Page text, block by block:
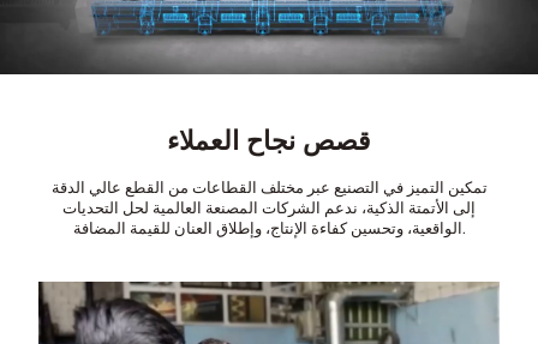
قصص نجاح العملاء
تمكين التميز في التصنيع عبر مختلف القطاعات من القطع عالي الدقة
إلى الأتمتة الذكية، ندعم الشركات المصنعة العالمية لحل التحديات
الواقعية، وتحسين كفاءة الإنتاج، وإطلاق العنان للقيمة المضافة.